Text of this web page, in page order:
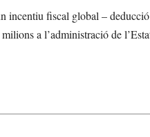
incentiu fiscal global –
a l’administració de